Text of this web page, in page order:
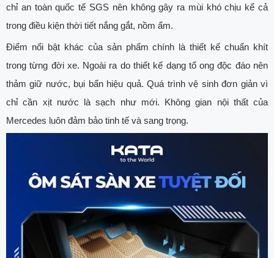
chỉ an toàn quốc tế SGS nên không gây ra mùi khó chịu kể cả
trong điều kiện thời tiết nắng gắt, nồm ẩm.
Điểm nổi bật khác của sản phẩm chính là thiết kế chuẩn khít
trong từng đời xe. Ngoài ra do thiết kế dạng tổ ong độc đáo nên
thảm giữ nước, bụi bẩn hiệu quả. Quá trình vệ sinh đơn giản vì
chỉ cần xịt nước là sạch như mới. Không gian nội thất của
Mercedes luôn đảm bảo tinh tế và sang trọng.